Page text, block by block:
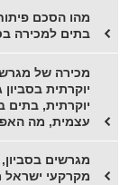
מהו הסכם
בתים למכירה
מכירה של
יוקרתית
יוקרתית, בתים
עצמית, מה
מגרשים
מקרקעי ישראל